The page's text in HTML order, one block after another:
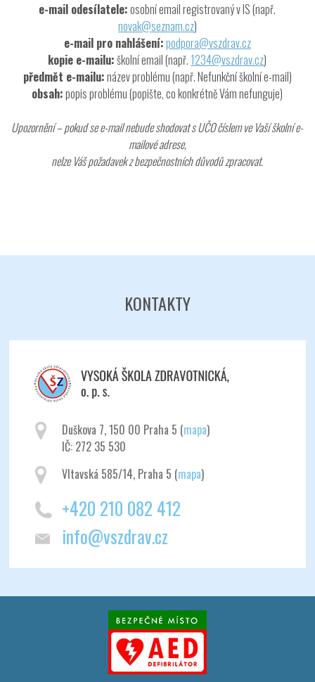
e-mail odesílatele:osobní email registrovaný v IS (např.
novak@seznam.cz)
e-mail pro nahlášení:podpora@vszdrav.cz
kopie e-mailu:školní email (např. 1234@vszdrav.cz)
předmět e-mailu:název problému (např. Nefunkční školní e-mail)
obsah:popis problému (popište, co konkrétně Vám nefunguje)
Upozornění – pokud se e-mail nebude shodovat s UČO číslem ve Vaší školní e-
mailové adrese,
nelze Váš požadavek z bezpečnostních důvodů zpracovat.
KONTAKTY
Duškova 7, 150 00 Praha 5 (mapa)
IČ: 272 35 530
Vltavská 585/14, Praha 5 (mapa)
+420 210 082 412
info@vszdrav.cz